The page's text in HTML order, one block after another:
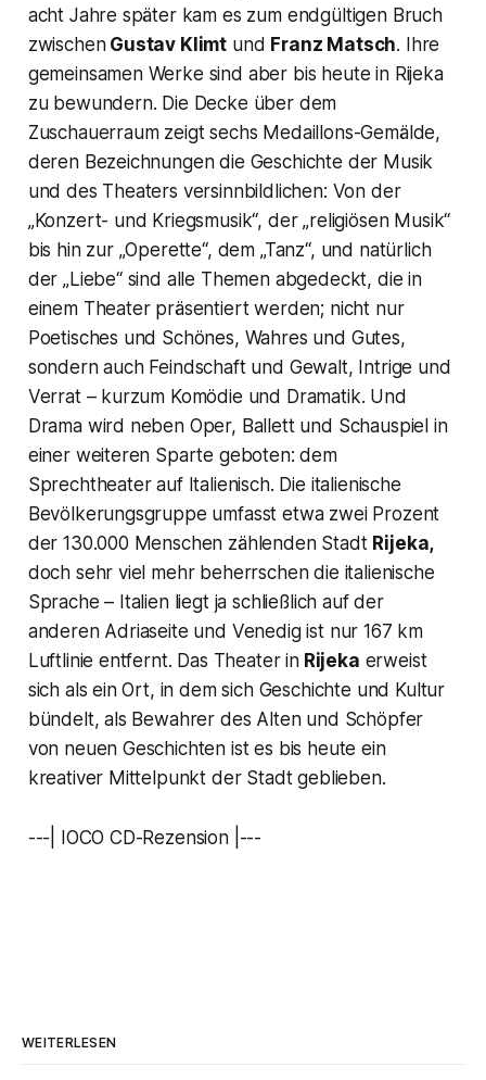
acht Jahre später kam es zum endgültigen Bruch
zwischenGustav Klimt und Franz Matsch. Ihre
gemeinsamen Werke sind aber bis heute in Rijeka
zu bewundern. Die Decke über dem
Zuschauerraum zeigt sechs Medaillons-Gemälde,
deren Bezeichnungen die Geschichte der Musik
und des Theaters versinnbildlichen: Von der
„Konzert- und Kriegsmusik“, der „religiösen Musik“
bis hin zur „Operette“, dem „Tanz“, und natürlich
der „Liebe“ sind alle Themen abgedeckt, die in
einem Theater präsentiert werden; nicht nur
Poetisches und Schönes, Wahres und Gutes,
sondern auch Feindschaft und Gewalt, Intrige und
Verrat – kurzum Komödie und Dramatik. Und
Drama wird neben Oper, Ballett und Schauspiel in
einer weiteren Sparte geboten: dem
Sprechtheater auf Italienisch. Die italienische
Bevölkerungsgruppe umfasst etwa zwei Prozent
der 130.000 Menschen zählenden Stadt Rijeka,
doch sehr viel mehr beherrschen die italienische
Sprache – Italien liegt ja schließlich auf der
anderen Adriaseite und Venedig ist nur 167 km
Luftlinie entfernt. Das Theater inRijeka erweist
sich als ein Ort, in dem sich Geschichte und Kultur
bündelt, als Bewahrer des Alten und Schöpfer
von neuen Geschichten ist es bis heute ein
kreativer Mittelpunkt der Stadt geblieben.
---| IOCO CD-Rezension |---
WEITERLESEN